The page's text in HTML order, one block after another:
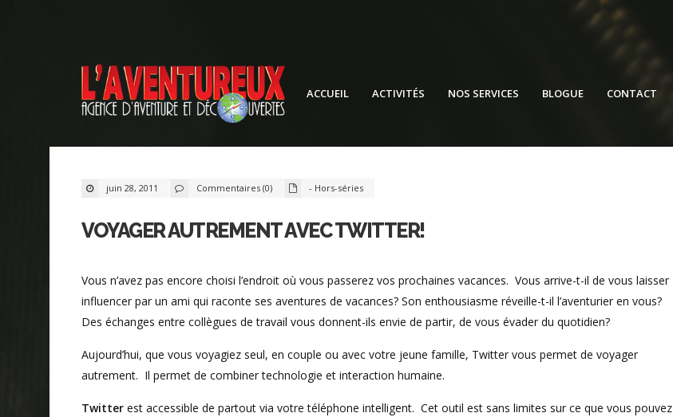
ACCUEIL ACTIVITÉS NOS SERVICES BLOGUE CONTACT
juin 28, 2011 Commentaires (0) - Hors-séries
VOYAGER AUTREMENT AVEC TWITTER!
Vous n’avez pas encore choisi l’endroit où vous passerez vos prochaines vacances. Vous arrive-t-il de vous laisser
influencer par un ami qui raconte ses aventures de vacances? Son enthousiasme réveille-t-il l’aventurier en vous?
Des échanges entre collègues de travail vous donnent-ils envie de partir, de vous évader du quotidien?
Aujourd’hui, que vous voyagiez seul, en couple ou avec votre jeune famille, Twitter vous permet de voyager
autrement. Il permet de combiner technologie et interaction humaine.
Twitter est accessible de partout via votre téléphone intelligent. Cet outil est sans limites sur ce que vous pouvez